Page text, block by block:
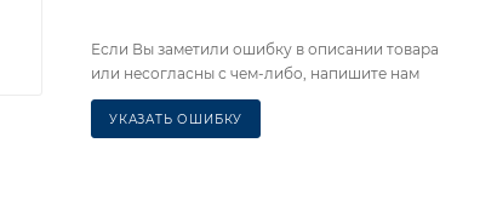
Если Вы заметили ошибку в описании товара
или несогласны с чем-либо, напишите нам
УКАЗАТЬ ОШИБКУ